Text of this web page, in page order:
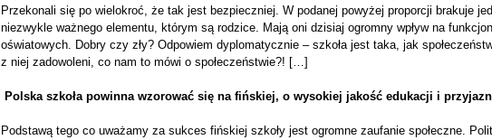
Przekonali się po wielokroć, że tak jest bezpieczniej. W podanej powyżej proporcji brakuje
niezwykle ważnego elementu, którym są rodzice. Mają oni dzisiaj ogromny wpływ na
oświatowych. Dobry czy zły? Odpowiem dyplomatycznie – szkoła jest taka, jak
z niej zadowoleni, co nam to mówi o społeczeństwie?! […]
Polska szkoła powinna wzorować się na fińskiej, o wysokiej jakość edukacji i
Podstawą tego co uważamy za sukces fińskiej szkoły jest ogromne zaufanie społeczne.